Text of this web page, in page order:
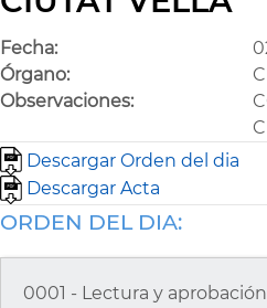
Fecha:
Órgano:
Observaciones:
Descargar Orden del dia
Descargar Acta
ORDEN DEL DIA:
0001 - Lectura y